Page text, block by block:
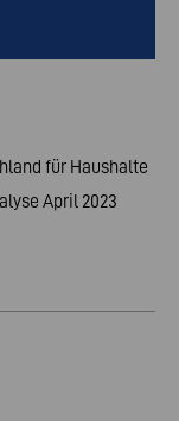
für Haushalte
April 2023